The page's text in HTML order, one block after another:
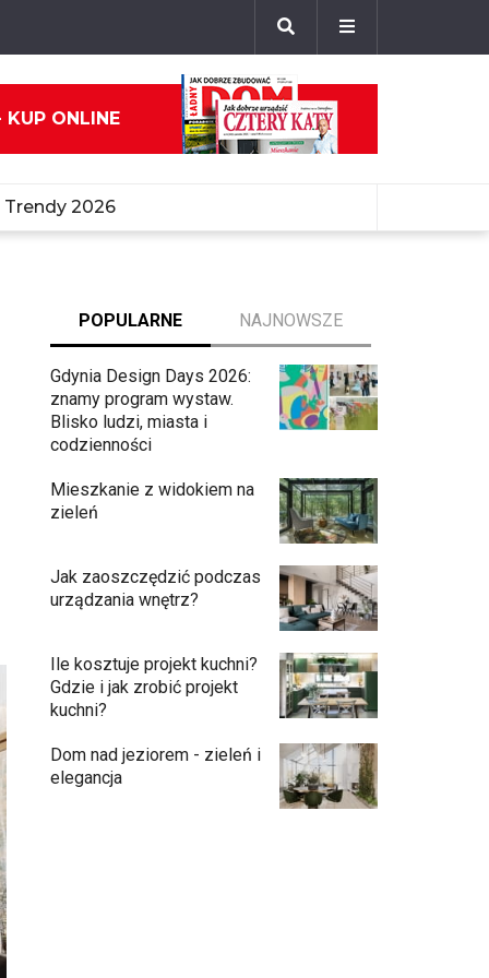
KUP ONLINE
Trendy 2026
POPULARNE NAJNOWSZE
Gdynia Design Days 2026:
znamy program wystaw.
Blisko ludzi, miasta i
codzienności
Mieszkanie z widokiem na
zieleń
Jak zaoszczędzić podczas
urządzania wnętrz?
Ile kosztuje projekt kuchni?
Gdzie i jak zrobić projekt
kuchni?
Dom nad jeziorem - zieleń i
elegancja